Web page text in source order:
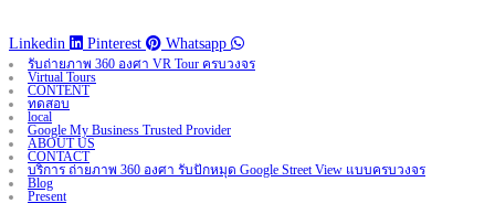
Linkedin Pinterest Whatsapp
รับถ่ายภาพ 360 องศา VR Tour ครบวงจร
Virtual Tours
CONTENT
ทดสอบ
local
Google My Business Trusted Provider
ABOUT US
CONTACT
บริการ ถ่ายภาพ 360 องศา รับปักหมุด Google Street View แบบครบวงจร
Blog
Present